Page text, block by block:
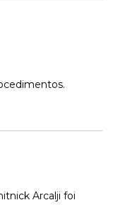
Arcalji foi